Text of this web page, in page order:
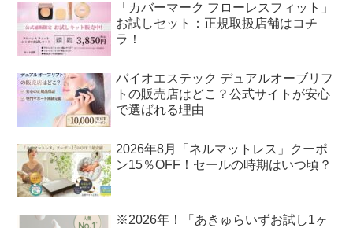
「カバーマーク フローレスフィット」
お試しセット：正規取扱店舗はコチ
ラ！
バイオエステック デュアルオーブリフ
トの販売店はどこ？公式サイトが安心
で選ばれる理由
2026年8月「ネルマットレス」クーポ
ン15％OFF！セールの時期はいつ頃？
※2026年！「あきゅらいずお試し1ヶ